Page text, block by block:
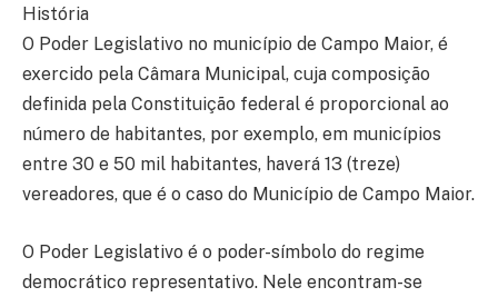
História
O Poder Legislativo no município de Campo Maior, é
exercido pela Câmara Municipal, cuja composição
definida pela Constituição federal é proporcional ao
número de habitantes, por exemplo, em municípios
entre 30 e 50 mil habitantes, haverá 13 (treze)
vereadores, que é o caso do Município de Campo Maior.
O Poder Legislativo é o poder-símbolo do regime
democrático representativo. Nele encontram-se